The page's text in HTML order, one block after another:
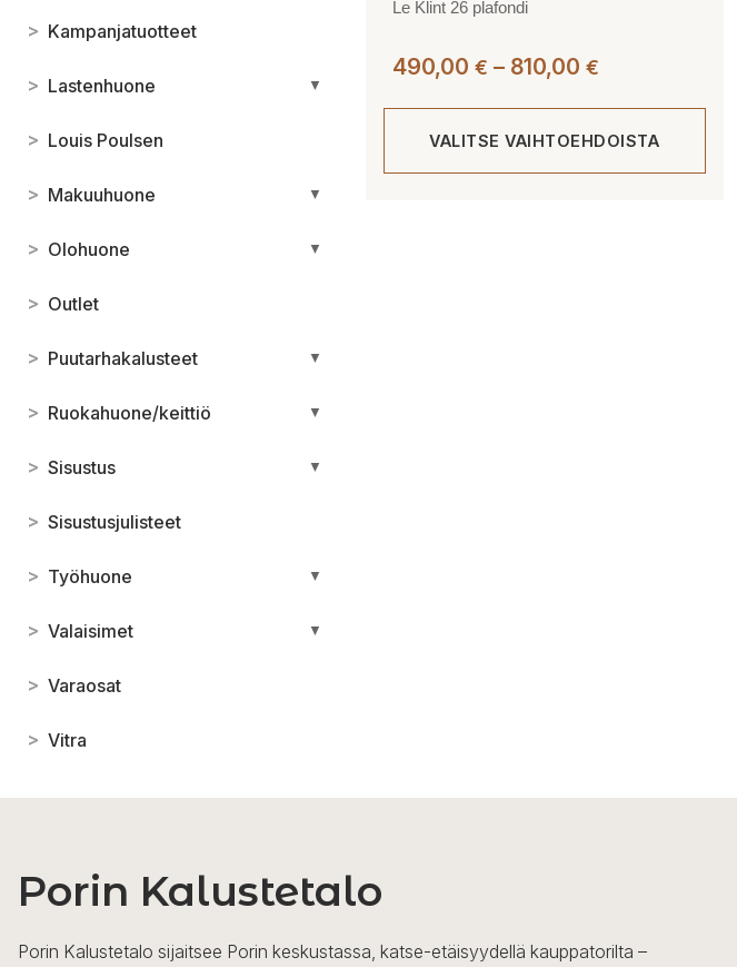
> Kampanjatuotteet
> Lastenhuone ▼
> Louis Poulsen
> Makuuhuone ▼
> Olohuone ▼
> Outlet
> Puutarhakalusteet ▼
> Ruokahuone/keittiö ▼
> Sisustus ▼
> Sisustusjulisteet
> Työhuone ▼
> Valaisimet ▼
> Varaosat
> Vitra
Le Klint 26 plafondi
490,00 € – 810,00 €
810,00 €
VALITSE VAIHTOEHDOISTA
Porin Kalustetalo
Porin Kalustetalo sijaitsee Porin keskustassa, katse-etäisyydellä kauppatorilta –